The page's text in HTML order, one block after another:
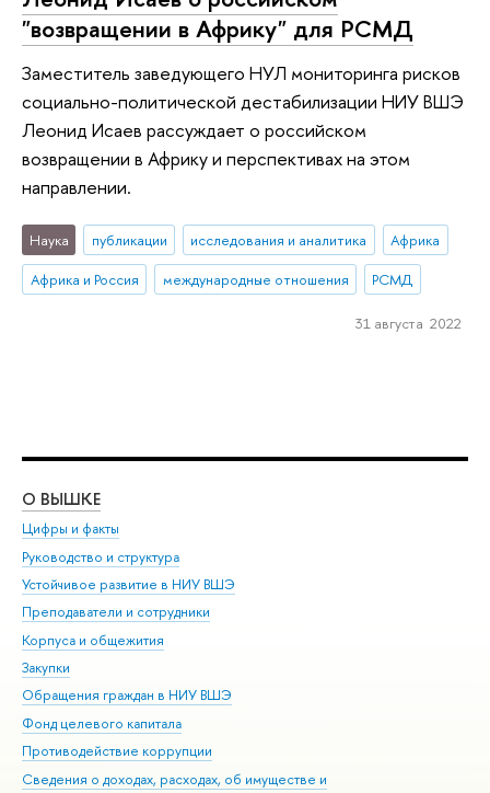
"возвращении в Африку" для РСМД
Заместитель заведующего НУЛ мониторинга рисков
социально-политической дестабилизации НИУ ВШЭ
Леонид Исаев рассуждает о российском
возвращении в Африку и перспективах на этом
направлении.
Наука публикации исследования и аналитика
Африка
Африка и Россия
международные отношения РСМД
31 августа 2022
О ВЫШКЕ
Цифры и факты
Руководство и структура
Устойчивое развитие в НИУ ВШЭ
Преподаватели и сотрудники
Корпуса и общежития
Закупки
Обращения граждан в НИУ ВШЭ
Фонд целевого капитала
Противодействие коррупции
Сведения о доходах, расходах, об имуществе и